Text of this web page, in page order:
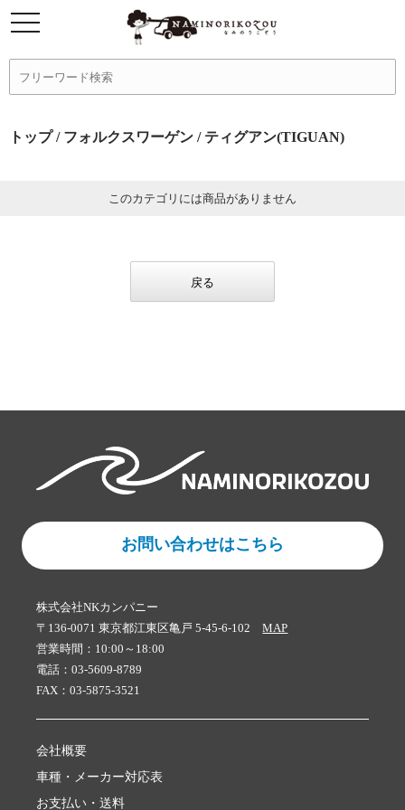
トップ/ フォルクスワーゲン / ティグアン(TIGUAN)
このカテゴリには商品がありません
戻る
お問い合わせはこちら
株式会社NKカンパニー
〒136-0071 東京都江東区亀戸 5-45-6-102MAP
営業時間：10:00～18:00
電話：03-5609-8789
FAX：03-5875-3521
会社概要
車種・メーカー対応表
お支払い・送料